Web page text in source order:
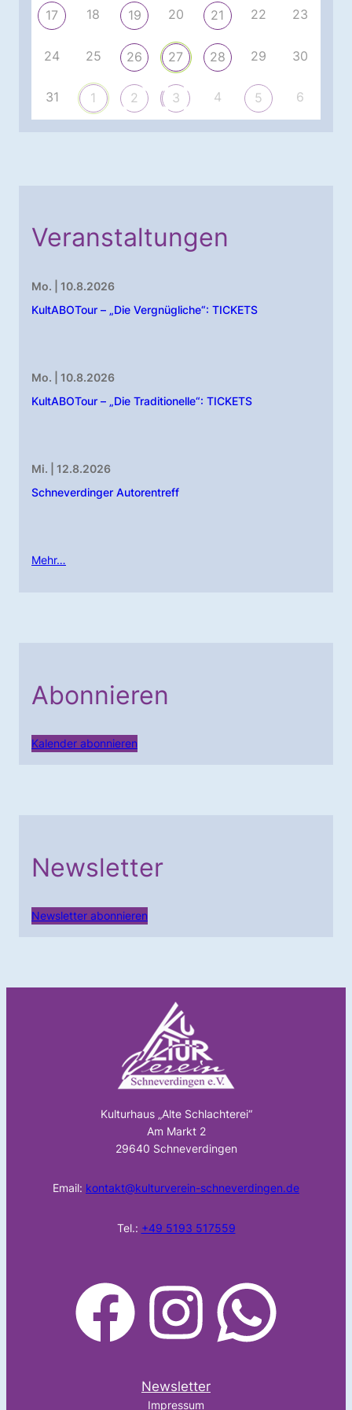
17 18 19 20 21 22 23
24 25 26 27 28 29 30
31 1 2 3 4 5 6
Veranstaltungen
Mo. | 10.8.2026
KultABOTour – „Die Vergnügliche“: TICKETS
Mo. | 10.8.2026
KultABOTour – „Die Traditionelle“: TICKETS
Mi. | 12.8.2026
Schneverdinger Autorentreff
Mehr…
Abonnieren
Kalender abonnieren
Newsletter
Newsletter abonnieren
Kulturhaus „Alte Schlachterei“
Am Markt 2
29640 Schneverdingen
Email: kontakt@kulturverein-schneverdingen.de
Tel.: +49 5193 517559
facebook Instagram WhatsApp
Newsletter
Impressum